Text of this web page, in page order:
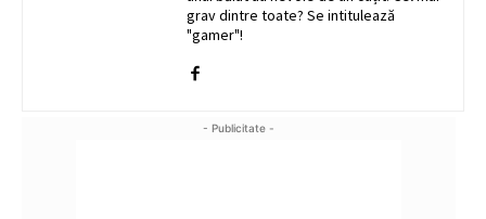
grav dintre toate? Se intitulează
"gamer"!
- Publicitate -